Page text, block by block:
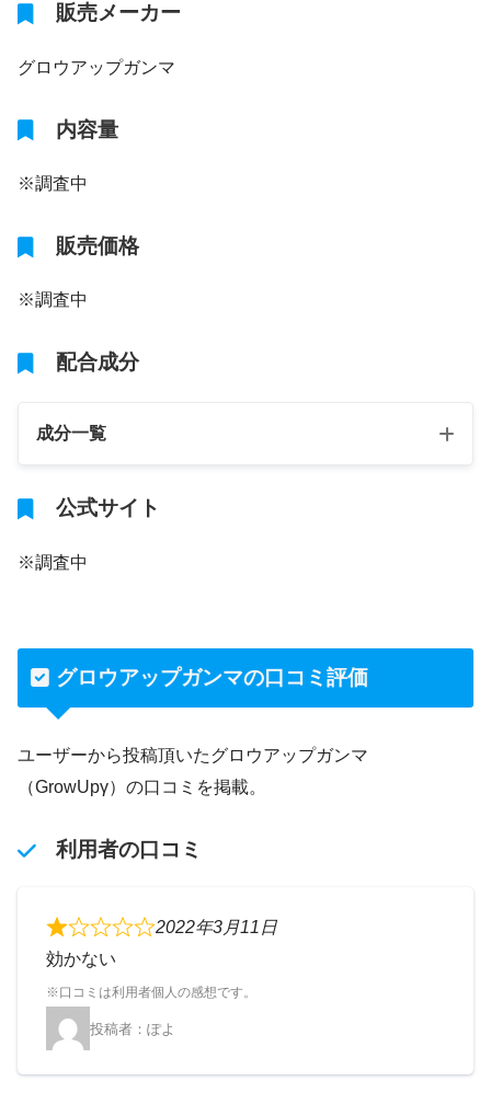
販売メーカー
グロウアップガンマ
内容量
※調査中
販売価格
※調査中
配合成分
成分一覧
公式サイト
※調査中
グロウアップガンマの口コミ評価
ユーザーから投稿頂いたグロウアップガンマ
（GrowUpγ）の口コミを掲載。
利用者の口コミ
2022年3月11日
効かない
ぽよ